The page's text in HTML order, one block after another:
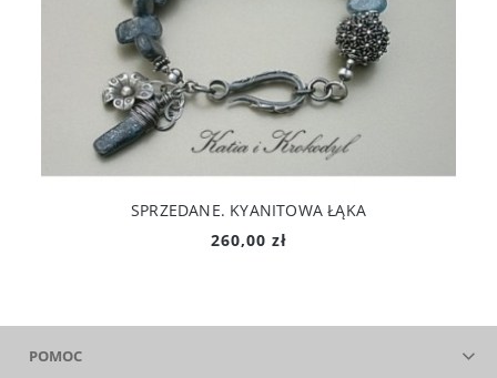
SPRZEDANE. KYANITOWA ŁĄKA
260,00 zł
POMOC